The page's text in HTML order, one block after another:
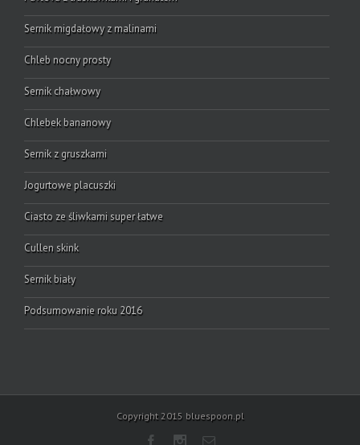
Sernik migdałowy z malinami
Chleb nocny prosty
Sernik chałwowy
Chlebek bananowy
Sernik z gruszkami
Jogurtowe placuszki
Ciasto ze śliwkami super łatwe
Cullen skink
Sernik biały
Podsumowanie roku 2016
Copyright 2015 bluespoon.pl